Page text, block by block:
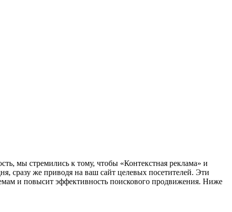
мы стремились к тому, чтобы «Контекстная реклама» и
сразу же приводя на ваш сайт целевых посетителей. Эти
и повысит эффективность поискового продвижения. Ниже